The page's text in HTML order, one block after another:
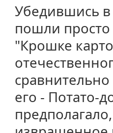
Убедившись в
пошли
"Крошке
его - Потато-